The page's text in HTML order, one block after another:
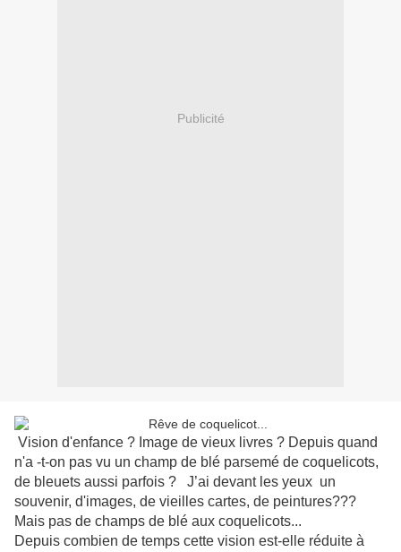
Publicité
Vision d'enfance ? Image de vieux livres ? Depuis quand
n'a -t-on pas vu un champ de blé parsemé de coquelicots,
de bleuets aussi parfois ? J’ai devant les yeux un
souvenir, d'images, de vieilles cartes, de peintures???
Mais pas de champs de blé aux coquelicots...
Depuis combien de temps cette vision est-elle réduite à